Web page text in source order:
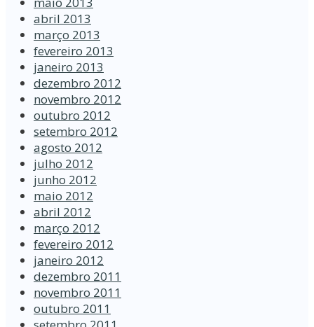
abril 2013
março 2013
fevereiro 2013
janeiro 2013
dezembro 2012
novembro 2012
outubro 2012
setembro 2012
agosto 2012
julho 2012
junho 2012
maio 2012
abril 2012
março 2012
fevereiro 2012
janeiro 2012
dezembro 2011
novembro 2011
outubro 2011